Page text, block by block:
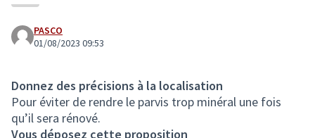
PASCO
01/08/2023 09:53
Donnez des précisions à la localisation
Pour éviter de rendre le parvis trop minéral une fois
qu’il sera rénové.
Vous déposez cette proposition